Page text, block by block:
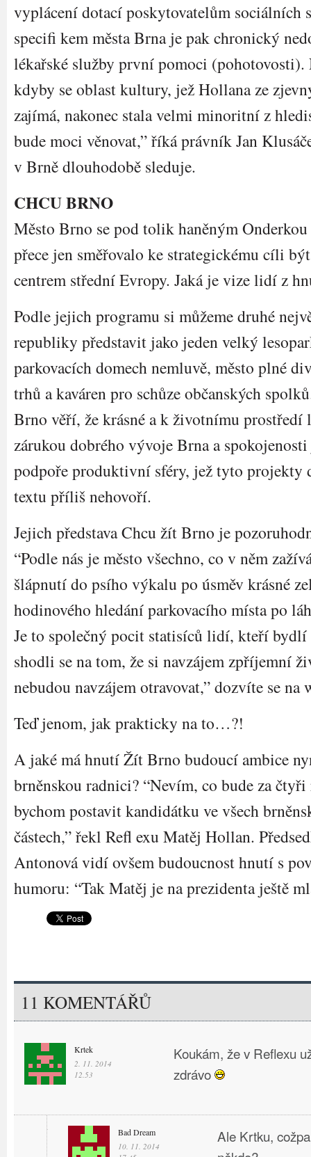
vyplácení dotací poskytovatelům sociálních
specifi kem města Brna je pak chronický
lékařské služby první pomoci (pohotovosti).
kdyby se oblast kultury, jež Hollana ze
zajímá, nakonec stala velmi minoritní z
bude moci věnovat,” říká právník Jan
v Brně dlouhodobě sleduje.
CHCU BRNO
Město Brno se pod tolik haněným
přece jen směřovalo ke strategickému cíli
centrem střední Evropy. Jaká je vize lidí z
Podle jejich programu si můžeme druhé
republiky představit jako jeden velký
parkovacích domech nemluvě, město plné
trhů a kaváren pro schůze občanských
Brno věří, že krásné a k životnímu prostředí
zárukou dobrého vývoje Brna a
podpoře produktivní sféry, jež tyto projekty
textu příliš nehovoří.
Jejich představa Chcu žít Brno je
“Podle nás je město všechno, co v něm
šlápnutí do psího výkalu po úsměv krásné
hodinového hledání parkovacího místa po
Je to společný pocit statisíců lidí, kteří bydlí
shodli se na tom, že si navzájem zpříjemní
nebudou navzájem otravovat,” dozvíte se
Teď jenom, jak prakticky na to…?!
A jaké má hnutí Žít Brno budoucí ambice
brněnskou radnici? “Nevím, co bude za
bychom postavit kandidátku ve všech
částech,” řekl Refl exu Matěj Hollan.
Antonová vidí ovšem budoucnost hnutí s
humoru: “Tak Matěj je na prezidenta ještě
11 KOMENTÁŘŮ
Krtek
2. 11. 2014
12.53
Koukám, že v Reflexu
zdrávo
Bad Dream
10. 11. 2014
Ale Krtku,